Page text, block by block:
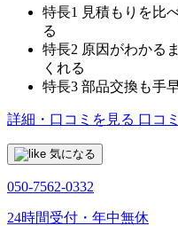
特長1 見積もりを比
る
特長2 原因がわかる
くれる
特長3 部品交換も手
詳細・口コミを見る 口コ
気になる
050-7562-0332
24時間受付・年中無休